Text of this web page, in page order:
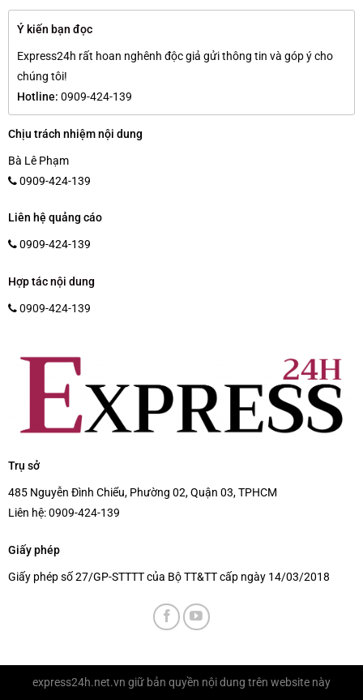
Ý kiến bạn đọc
Express24h rất hoan nghênh độc giả gửi thông tin và góp ý cho
chúng tôi!
Hotline: 0909-424-139
Chịu trách nhiệm nội dung
Bà Lê Phạm
0909-424-139
Liên hệ quảng cáo
0909-424-139
Hợp tác nội dung
0909-424-139
Trụ sở
485 Nguyễn Đình Chiểu, Phường 02, Quận 03, TPHCM
Liên hệ:0909-424-139
Giấy phép
Giấy phép số 27/GP-STTTT của Bộ TT&TT cấp ngày 14/03/2018
express24h.net.vn giữ bản quyền nội dung trên website này